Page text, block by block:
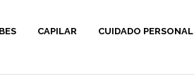
CAPILAR CUIDADO PERSONAL